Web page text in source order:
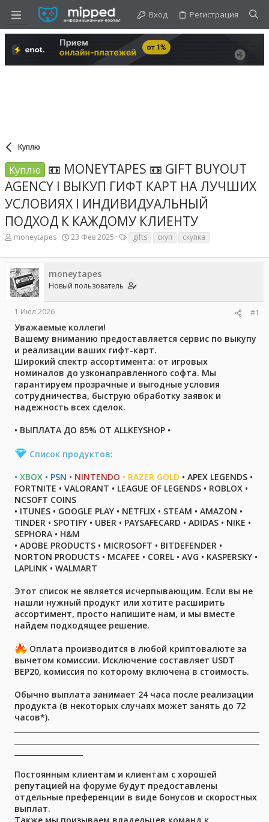
Вход Регистрация
Куплю
Куплю
📼 MONEYTAPES 📼 GIFT BUYOUT
AGENCY l ВЫКУП ГИФТ КАРТ НА ЛУЧШИХ
УСЛОВИЯХ l ИНДИВИДУАЛЬНЫЙ
ПОДХОД К КАЖДОМУ КЛИЕНТУ
А
т
о
р
т
е
м
ы
moneytapes
Д
т
а
н
а
а
23 Фев 2025
Т
е
г
и
gifts скуп скупка
moneytapes
Новый пользователь
1 Июл 2026 #1
Уважаемые коллеги!
Вашему вниманию предоставляется сервис по выкупу
и реализации ваших гифт-карт.
Широкий спектр ассортимента: от игровых
номиналов до узконаправленного софта. Мы
гарантируем прозрачные и выгодные условия
сотрудничества, быструю обработку заявок и
надежность всех сделок.
• ВЫПЛАТА ДО 85% ОТ ALLKEYSHOP •
Список продуктов:
• XBOX • PSN • NINTENDO • RAZER GOLD • APEX LEGENDS •
FORTNITE • VALORANT • LEAGUE OF LEGENDS • ROBLOX •
NCSOFT COINS
• ITUNES • GOOGLE PLAY • NETFLIX • STEAM • AMAZON •
TINDER • SPOTIFY • UBER • PAYSAFECARD • ADIDAS • NIKE •
SEPHORA • H&M
• ADOBE PRODUCTS • MICROSOFT • BITDEFENDER •
NORTON PRODUCTS • MCAFEE • COREL • AVG • KASPERSKY •
LAPLINK • WALMART
Этот список не является исчерпывающим. Если вы не
нашли нужный продукт или хотите расширить
ассортимент, просто напишите нам, и мы вместе
найдем подходящее решение.
Оплата производится в любой криптовалюте за
вычетом комиссии. Исключение составляет USDT
BEP20, комиссия по которому включена в стоимость.
Обычно выплата занимает 24 часа после реализации
продукта (в некоторых случаях может занять до 72
часов*).
Постоянным клиентам и клиентам с хорошей
репутацией на форуме будут предоставлены
отдельные преференции в виде бонусов и скоростных
выплат.